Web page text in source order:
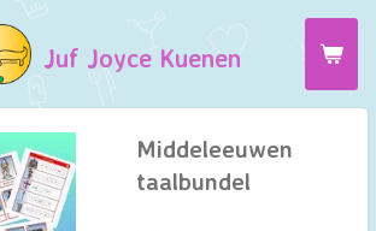
Juf Joyce Kuenen
Middeleeuwen
taalbundel